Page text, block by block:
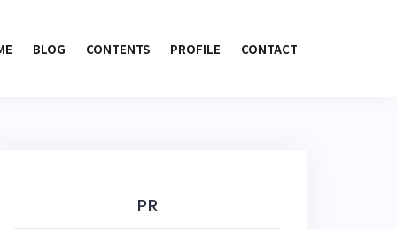
BLOG CONTENTS PROFILE CONTACT
PR